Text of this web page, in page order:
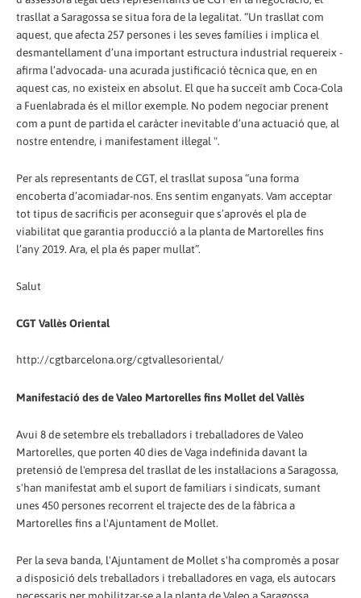
trasllat a Saragossa se situa fora de la legalitat. “Un trasllat com
aquest, que afecta 257 persones i les seves famílies i implica el
desmantellament d’una important estructura industrial requereix -
afirma l’advocada- una acurada justificació tècnica que, en en
aquest cas, no existeix en absolut. El que ha succeït amb Coca-Cola
a Fuenlabrada és el millor exemple. No podem negociar prenent
com a punt de partida el caràcter inevitable d’una actuació que, al
nostre entendre, i manifestament il·legal ".
Per als representants de CGT, el trasllat suposa “una forma
encoberta d’acomiadar-nos. Ens sentim enganyats. Vam acceptar
tot tipus de sacrificis per aconseguir que s’aprovés el pla de
viabilitat que garantia producció a la planta de Martorelles fins
l’any 2019. Ara, el pla és paper mullat”.
Salut
CGT Vallès Oriental
http://cgtbarcelona.org/cgtvallesoriental/
Manifestació des de Valeo Martorelles fins Mollet del Vallès
Avui 8 de setembre els treballadors i treballadores de Valeo
Martorelles, que porten 40 dies de Vaga indefinida davant la
pretensió de l'empresa del trasllat de les instal·lacions a Saragossa,
s'han manifestat amb el suport de familiars i sindicats, sumant
unes 450 persones recorrent el trajecte des de la fàbrica a
Martorelles fins a l'Ajuntament de Mollet.
Per la seva banda, l'Ajuntament de Mollet s'ha compromès a posar
a disposició dels treballadors i treballadores en vaga, els autocars